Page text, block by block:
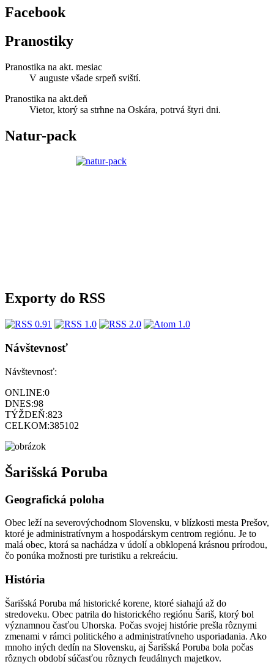
Facebook
Pranostiky
Pranostika na akt. mesiac
V auguste všade srpeň sviští.
Pranostika na akt.deň
Vietor, ktorý sa strhne na Oskára, potrvá štyri dni.
Natur-pack
Exporty do RSS
Návštevnosť
Návštevnosť:
ONLINE:0
DNES:98
TÝŽDEŇ:823
CELKOM:385102
Šarišská Poruba
Geografická poloha
Obec leží na severovýchodnom Slovensku, v blízkosti mesta Prešov,
ktoré je administratívnym a hospodárskym centrom regiónu. Je to
malá obec, ktorá sa nachádza v údolí a obklopená krásnou prírodou,
čo ponúka možnosti pre turistiku a rekreáciu.
História
Šarišská Poruba má historické korene, ktoré siahajú až do
stredoveku. Obec patrila do historického regiónu Šariš, ktorý bol
významnou časťou Uhorska. Počas svojej histórie prešla rôznymi
zmenami v rámci politického a administratívneho usporiadania. Ako
mnoho iných dedín na Slovensku, aj Šarišská Poruba bola počas
rôznych období súčasťou rôznych feudálnych majetkov.